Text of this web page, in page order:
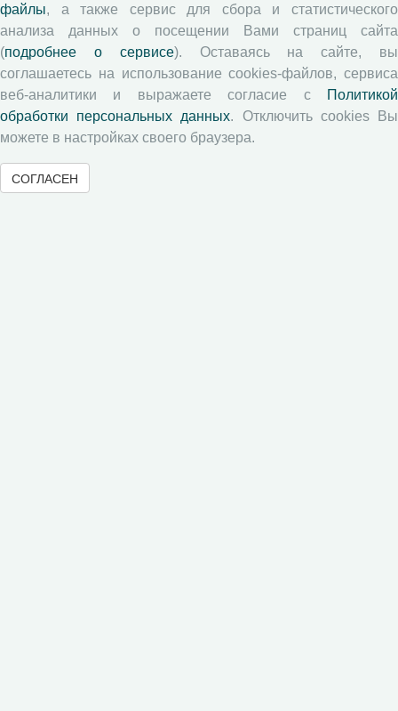
Статьи
Подборка статей
Авторам
Правила для авторов
Типовой лицензионный договор
Публикационная этика
файлы, а также сервис для сбора и статистического
анализа данных о посещении Вами страниц сайта
(подробнее о сервисе). Оставаясь на сайте, вы
соглашаетесь на использование cookies-файлов, сервиса
веб-аналитики и выражаете согласие с
Политикой
обработки персональных данных. Отключить cookies Вы
можете в настройках своего браузера.
СОГЛАСЕН